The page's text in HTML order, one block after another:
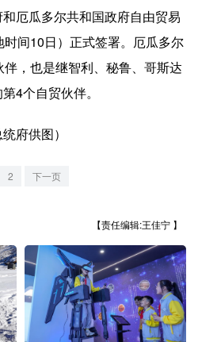
河北
湖南
海南 重庆
云南 西藏
青海 宁夏
厄瓜多尔共和国政府自由贸易
间10日）正式签署。厄瓜多尔
，也是继智利、秘鲁、哥斯达
4个自贸伙伴。
府供图）
2 下一页
【责任编辑:王佳宁 】